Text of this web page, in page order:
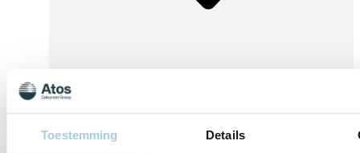
Toestemming Details
voor marketingdoeleinden, zoals: het toesturen
van aanbiedingen, uitnodigingen voor
bijeenkomsten en informatie over producten en